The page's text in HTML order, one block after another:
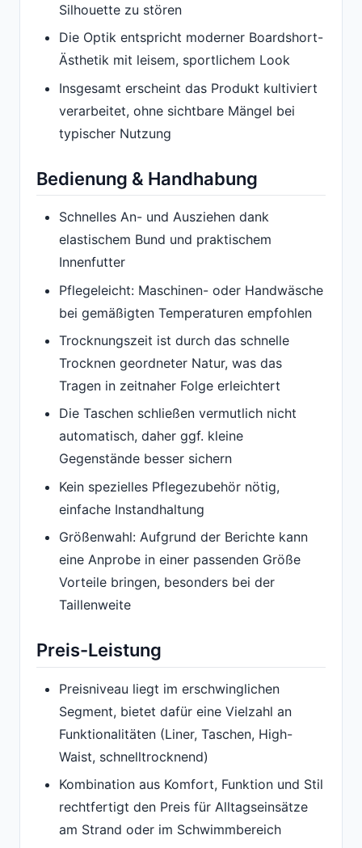
Silhouette zu stören
Die Optik entspricht moderner Boardshort-
Ästhetik mit leisem, sportlichem Look
Insgesamt erscheint das Produkt kultiviert
verarbeitet, ohne sichtbare Mängel bei
typischer Nutzung
Bedienung & Handhabung
Schnelles An- und Ausziehen dank
elastischem Bund und praktischem
Innenfutter
Pflegeleicht: Maschinen- oder Handwäsche
bei gemäßigten Temperaturen empfohlen
Trocknungszeit ist durch das schnelle
Trocknen geordneter Natur, was das
Tragen in zeitnaher Folge erleichtert
Die Taschen schließen vermutlich nicht
automatisch, daher ggf. kleine
Gegenstände besser sichern
Kein spezielles Pflegezubehör nötig,
einfache Instandhaltung
Größenwahl: Aufgrund der Berichte kann
eine Anprobe in einer passenden Größe
Vorteile bringen, besonders bei der
Taillenweite
Preis-Leistung
Preisniveau liegt im erschwinglichen
Segment, bietet dafür eine Vielzahl an
Funktionalitäten (Liner, Taschen, High-
Waist, schnelltrocknend)
Kombination aus Komfort, Funktion und Stil
rechtfertigt den Preis für Alltagseinsätze
am Strand oder im Schwimmbereich